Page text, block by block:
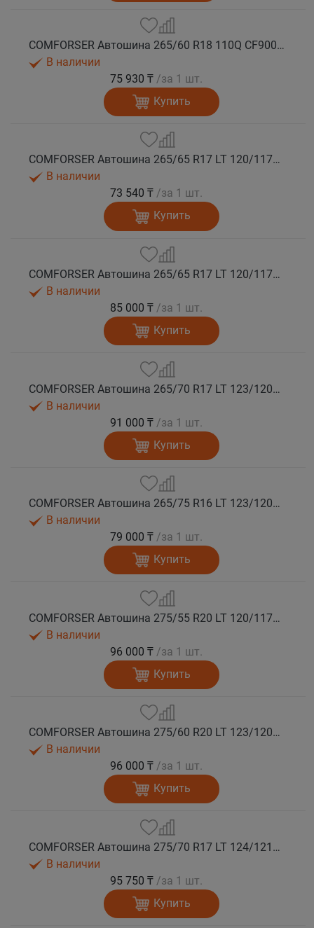
COMFORSER Автошина 265/60 R18 110Q CF9000 R/T RWL лето
В наличии
75 930 ₸ /за 1 шт.
Купить
COMFORSER Автошина 265/65 R17 LT 120/117Q CF9000 R/T RWL 10PR лето
В наличии
73 540 ₸ /за 1 шт.
Купить
COMFORSER Автошина 265/65 R17 LT 120/117Q CF9000 R/T RWL 10PR лето
В наличии
85 000 ₸ /за 1 шт.
Купить
COMFORSER Автошина 265/70 R17 LT 123/120Q CF9000 R/T RWL 10PR лето
В наличии
91 000 ₸ /за 1 шт.
Купить
COMFORSER Автошина 265/75 R16 LT 123/120Q CF9000 R/T RWL 10PR лето
В наличии
79 000 ₸ /за 1 шт.
Купить
COMFORSER Автошина 275/55 R20 LT 120/117Q CF9000 R/T RWL 10PR лето
В наличии
96 000 ₸ /за 1 шт.
Купить
COMFORSER Автошина 275/60 R20 LT 123/120Q CF9000 R/T RWL 10PR лето
В наличии
96 000 ₸ /за 1 шт.
Купить
COMFORSER Автошина 275/70 R17 LT 124/121Q CF9000 R/T RWL 10PR лето
В наличии
95 750 ₸ /за 1 шт.
Купить